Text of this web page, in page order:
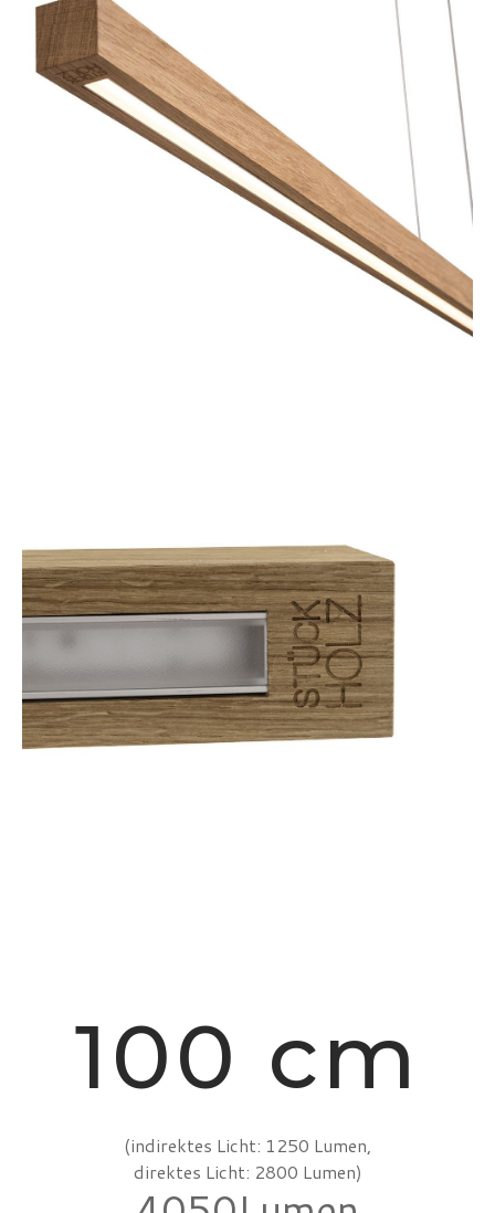
100 cm
(indirektes Licht: 1250 Lumen,
direktes Licht: 2800 Lumen)